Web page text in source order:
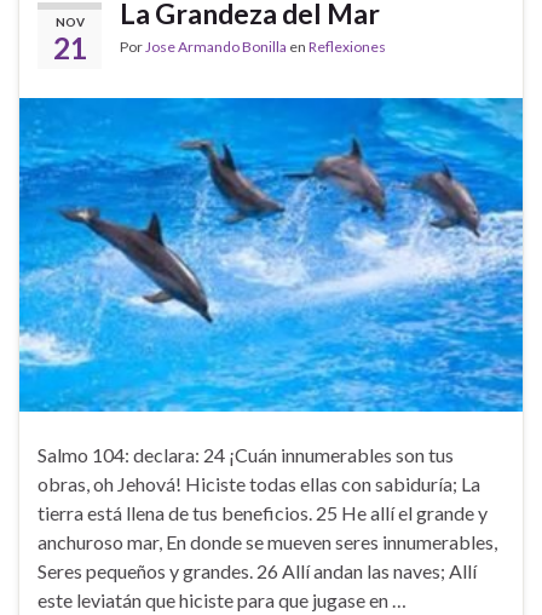
NOV
21
La Grandeza del Mar
Por Jose Armando Bonilla en Reflexiones
Salmo 104: declara: 24 ¡Cuán innumerables son tus
obras, oh Jehová! Hiciste todas ellas con sabiduría; La
tierra está llena de tus beneficios. 25 He allí el grande y
anchuroso mar, En donde se mueven seres innumerables,
Seres pequeños y grandes. 26 Allí andan las naves; Allí
este leviatán que hiciste para que jugase en …